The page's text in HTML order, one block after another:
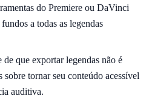
do Premiere ou DaVinci
a todas as legendas
de que exportar legendas não é
sobre tornar seu conteúdo acessível
auditiva.